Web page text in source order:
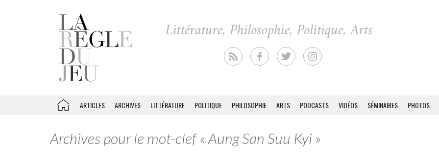
ARTICLES ARCHIVES LITTÉRATURE POLITIQUE PHILOSOPHIE ARTS PODCASTS VIDÉOS SÉMINAIRES PHOTOS
Archives pour le mot-clef « Aung San Suu Kyi »